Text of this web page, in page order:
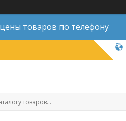
товаров по телефону